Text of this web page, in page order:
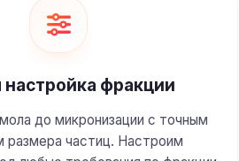
настройка фракции
до микронизации с точным
размера частиц. Настроим